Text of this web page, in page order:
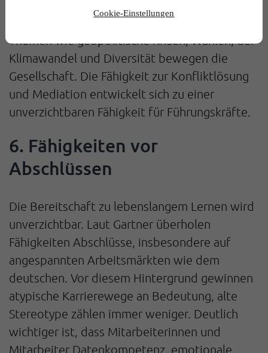
Cookie-Einstellungen
Themen wie geopolitische Krisen, Wahlen, der
Klimawandel und Diversität bewegen die
Gesellschaft. Die Fähigkeit zur Konfliktlösung
und Mediation entwickelt sich zu einer
unverzichtbaren Fähigkeit für Führungskräfte.
6. Fähigkeiten vor
Abschlüssen
Die Bereitschaft zu lebenslangem Lernen wird
unverzichtbar. Laut Gartner überholen
Fähigkeiten Abschlüsse, insbesondere auf
angespannten Arbeitsmärkten wie dem
deutschen. Vor diesem Hintergrund gewinnen
atypische Karrierewege an Bedeutung, alte
Stereotype zählen immer weniger. Deutlich
wichtiger ist, dass Mitarbeiterinnen und
Mitarbeiter Datenkompetenz, emotionale